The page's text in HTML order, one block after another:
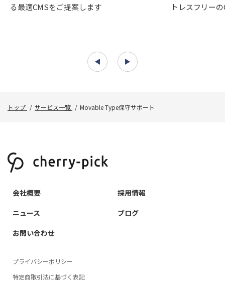
る最適CMSをご提案します
トレスフリー
トップ サービス一覧 Movable Type保守サポート
会社概要
採用情報
ニュース
ブログ
お問い合わせ
プライバシーポリシー
特定商取引法に基づく表記